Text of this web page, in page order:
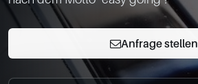
Kontakt
0049-861-900290
info@bimmer-manufaktur.de
Anfrage stellen